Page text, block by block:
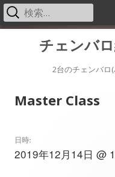
チェンバ
2台のチェンバロ
メ
検
索:
Master Class
日時:
2019年12月14日 @